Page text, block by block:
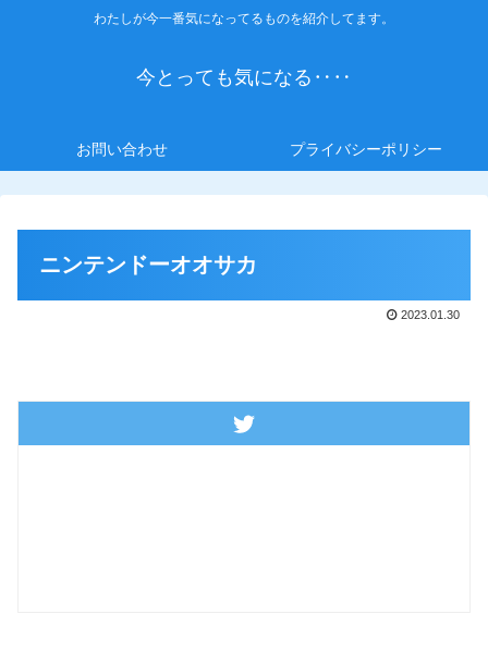
わたしが今一番気になってるものを紹介してます。
今とっても気になる‥‥
お問い合わせ プライバシーポリシー
ニンテンドーオオサカ
2023.01.30